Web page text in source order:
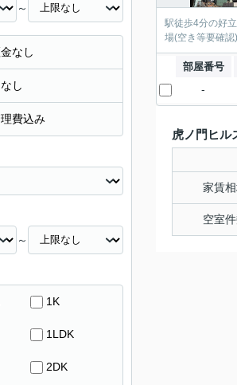
駅徒歩4分の好
場(空き等要確
部屋番号
-
虎ノ門ヒル
家賃
空室
～
なし
し
費込み
～
1K
1LDK
2DK